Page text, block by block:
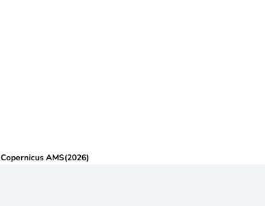
Copernicus AMS(2026)